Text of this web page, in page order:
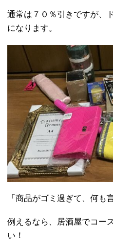
通常は７０％引きですが、
になります。
「商品がゴミ過ぎて、何も
例えるなら、居酒屋でコー
い！